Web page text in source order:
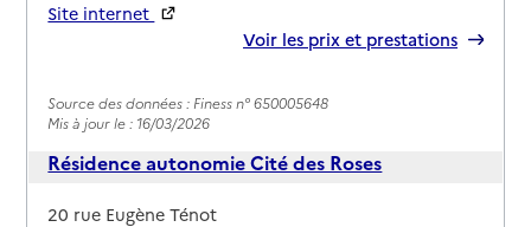
Site internet
Voir les prix et prestations
Source des données : Finess n° 650005648
Mis à jour le : 16/03/2026
Résidence autonomie Cité des Roses
Adresse
20 rue Eugène Ténot